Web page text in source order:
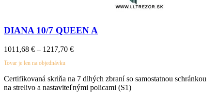
DIANA 10/7 QUEEN A
1011,68 € – 1217,70 €Price
through
1217,70 €
Tovar je len na objednávku
Certifikovaná skriňa na 7 dlhých zbraní so samostatnou schránkou
na strelivo a nastaviteľnými policami (S1)